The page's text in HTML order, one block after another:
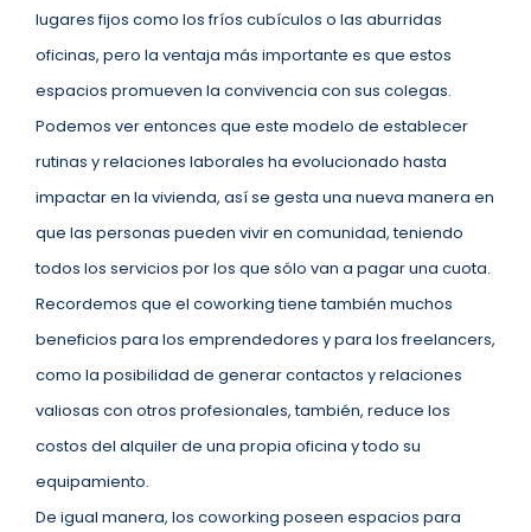
lugares fijos como los fríos cubículos o las aburridas
oficinas, pero la ventaja más importante es que estos
espacios promueven la convivencia con sus colegas.
Podemos ver entonces que este modelo de establecer
rutinas y relaciones laborales ha evolucionado hasta
impactar en la vivienda, así se gesta una nueva manera en
que las personas pueden vivir en comunidad, teniendo
todos los servicios por los que sólo van a pagar una cuota.
Recordemos que el coworking tiene también muchos
beneficios para los emprendedores y para los freelancers,
como la posibilidad de generar contactos y relaciones
valiosas con otros profesionales, también, reduce los
costos del alquiler de una propia oficina y todo su
equipamiento.
De igual manera, los coworking poseen espacios para